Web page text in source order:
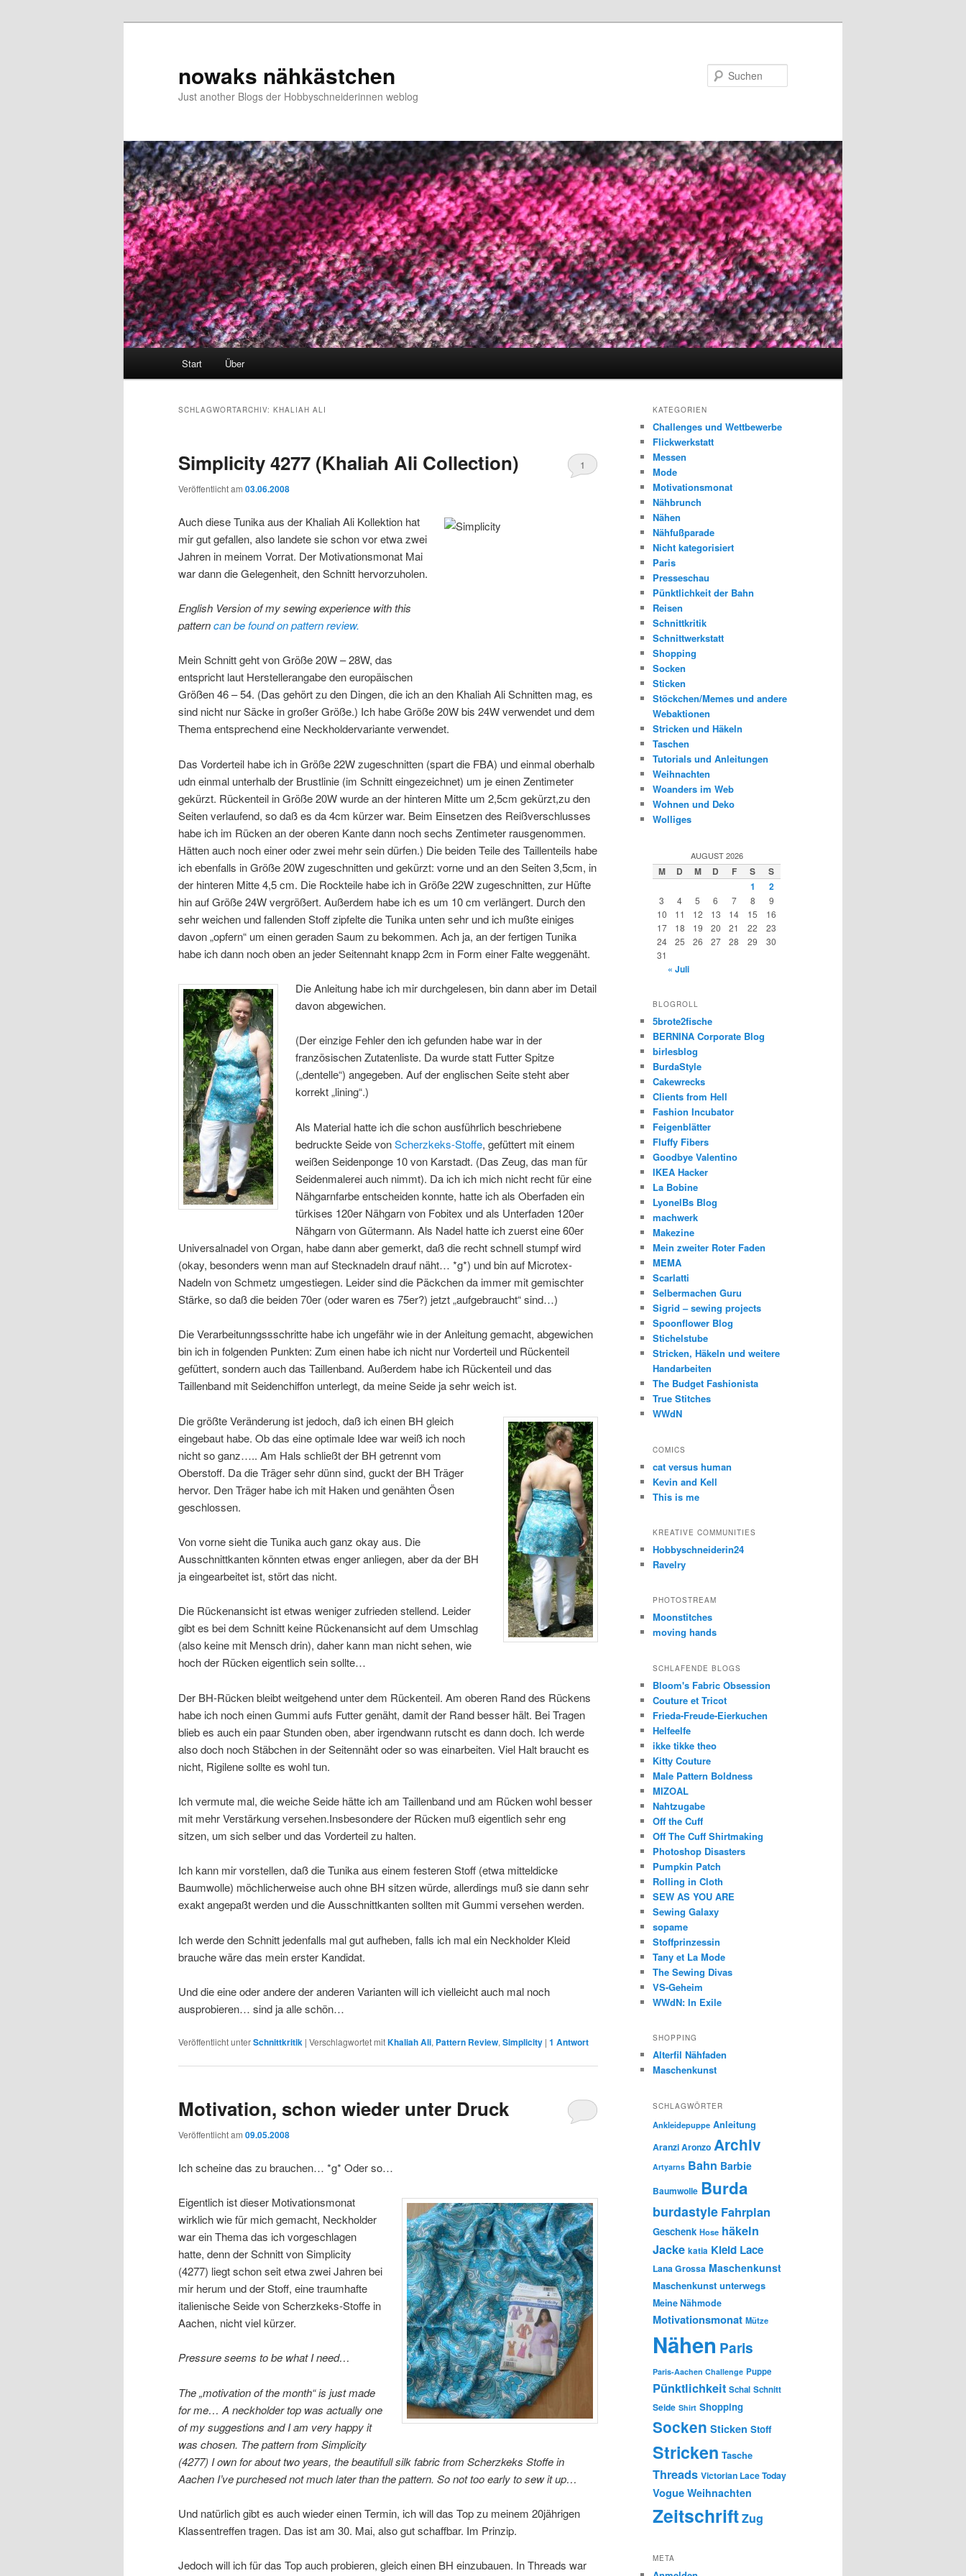
nowaks nähkästchen
Just another Blogs der Hobbyschneiderinnen weblog
Start Über
SCHLAGWORTARCHIV: KHALIAH ALI
Simplicity 4277 (Khaliah Ali Collection)
Veröffentlicht am 03.06.2008
1
Auch diese Tunika aus der Khaliah Ali Kollektion hat
mir gut gefallen, also landete sie schon vor etwa zwei
Jahren in meinem Vorrat. Der Motivationsmonat Mai
war dann die Gelegenheit, den Schnitt hervorzuholen.
English Version of my sewing experience with this
patterncan be found on pattern review.
Mein Schnitt geht von Größe 20W – 28W, das
entspricht laut Herstellerangabe den europäischen
Größen 46 – 54. (Das gehört zu den Dingen, die ich an den Khaliah Ali Schnitten mag, es
sind nicht nur Säcke in großer Größe.) Ich habe Größe 20W bis 24W verwendet und dem
Thema entsprechend eine Neckholdervariante verwendet.
Das Vorderteil habe ich in Größe 22W zugeschnitten (spart die FBA) und einmal oberhalb
udn einmal unterhalb der Brustlinie (im Schnitt eingezeichnet) um je einen Zentimeter
gekürzt. Rückenteil in Größe 20W wurde an der hinteren Mitte um 2,5cm gekürzt,zu den
Seiten verlaufend, so daß es da 4cm kürzer war. Beim Einsetzen des Reißverschlusses
habe ich im Rücken an der oberen Kante dann noch sechs Zentimeter rausgenommen.
Hätten auch noch einer oder zwei mehr sein dürfen.) Die beiden Teile des Taillenteils habe
ich ebenfalls in Größe 20W zugeschnitten und gekürzt: vorne und an den Seiten 3,5cm, in
der hinteren Mitte 4,5 cm. Die Rockteile habe ich in Größe 22W zugeschnitten, zur Hüfte
hin auf Größe 24W vergrößert. Außerdem habe ich es um 10 cm verlängert. Durch den
sehr weichen und fallenden Stoff zipfelte die Tunika unten sehr und ich mußte einiges
davon „opfern“ um einen geraden Saum zu bekommen. Ach ja, an der fertigen Tunika
habe ich dann noch oben an jeder Seitennaht knapp 2cm in Form einer Falte weggenäht.
Die Anleitung habe ich mir durchgelesen, bin dann aber im Detail
davon abgewichen.
(Der einzige Fehler den ich gefunden habe war in der
französischen Zutatenliste. Da wurde statt Futter Spitze
(„dentelle“) angegeben. Auf der englischen Seite steht aber
korrekt „lining“.)
Als Material hatte ich die schon ausführlich beschriebene
bedruckte Seide vonScherzkeks-Stoffe, gefüttert mit einem
weißen Seidenponge 10 von Karstadt. (Das Zeug, das man für
Seidenmalerei auch nimmt). Da ich ich mich nicht recht für eine
Nähgarnfarbe entscheiden konnte, hatte ich als Oberfaden ein
türkises 120er Nähgarn von Fobitex und als Unterfaden 120er
Nähgarn von Gütermann. Als Nadel hatte ich zuerst eine 60er
Universalnadel von Organ, habe dann aber gemerkt, daß die recht schnell stumpf wird
(okay, besonders wenn man auf Stecknadeln drauf näht… *g*) und bin auf Microtex-
Nadeln von Schmetz umgestiegen. Leider sind die Päckchen da immer mit gemischter
Stärke, so daß die beiden 70er (oder waren es 75er?) jetzt „aufgebraucht“ sind…)
Die Verarbeitunngssschritte habe ich ungefähr wie in der Anleitung gemacht, abgewichen
bin ich in folgenden Punkten: Zum einen habe ich nicht nur Vorderteil und Rückenteil
gefüttert, sondern auch das Taillenband. Außerdem habe ich Rückenteil und das
Taillenband mit Seidenchiffon unterlegt, da meine Seide ja sehr weich ist.
Die größte Veränderung ist jedoch, daß ich einen BH gleich
eingebaut habe. Ob das eine optimale Idee war weiß ich noch
nicht so ganz….. Am Hals schließt der BH getrennt vom
Oberstoff. Da die Träger sehr dünn sind, guckt der BH Träger
hervor. Den Träger habe ich mit Haken und genähten Ösen
geschlossen.
Von vorne sieht die Tunika auch ganz okay aus. Die
Ausschnittkanten könnten etwas enger anliegen, aber da der BH
ja eingearbeitet ist, stört das nicht.
Die Rückenansicht ist etwas weniger zufrieden stellend. Leider
gibt es bei dem Schnitt keine Rückenansicht auf dem Umschlag
(also keine mit Mensch drin), daher kann man nicht sehen, wie
hoch der Rücken eigentlich sein sollte…
Der BH-Rücken bleibt weitgehend unter dem Rückenteil. Am oberen Rand des Rückens
habe ich noch einen Gummi aufs Futter genäht, damit der Rand besser hält. Bei Tragen
blieb es auch ein paar Stunden oben, aber irgendwann rutscht es dann doch. Ich werde
also doch noch Stäbchen in der Seitennäht oder so was einarbeiten. Viel Halt braucht es
nicht, Rigilene sollte es wohl tun.
Ich vermute mal, die weiche Seide hätte ich am Taillenband und am Rücken wohl besser
mit mehr Verstärkung versehen.Insbesondere der Rücken muß eigentlich sehr eng
sitzen, um sich selber und das Vorderteil zu halten.
Ich kann mir vorstellen, daß die Tunika aus einem festeren Stoff (etwa mitteldicke
Baumwolle) möchlicherweise auch ohne BH sitzen würde, allerdings muß sie dann sehr
exakt angepaßt werden und die Ausschnittkanten sollten mit Gummi versehen werden.
Ich werde den Schnitt jedenfalls mal gut aufheben, falls ich mal ein Neckholder Kleid
brauche wäre das mein erster Kandidat.
Und die eine oder andere der anderen Varianten will ich vielleicht auch mal noch
ausprobieren… sind ja alle schön…
Veröffentlicht unterSchnittkritik | Verschlagwortet mitKhaliah Ali, Pattern Review, Simplicity | 1 Antwort
Motivation, schon wieder unter Druck
Veröffentlicht am 09.05.2008
Ich scheine das zu brauchen… *g* Oder so…
Eigentlich ist dieser Motivationsmonat
wirklich wie für mich gemacht, Neckholder
war ein Thema das ich vorgeschlagen
hatte, denn der Schnitt von Simplicity
(4277) liegt schon seit etwa zwei Jahren bei
mir herum und der Stoff, eine traumhafte
italienische Seide von Scherzkeks-Stoffe in
Aachen, nicht viel kürzer.
Pressure seems to be what I need…
The „motivation of the month“ is just made
for me… A neckholder top was actually one
of my suggestions and I am very happy it
was chosen. The pattern from Simplicity
(4277) I own for about two years, the beautifull silk fabric from Scherzkeks Stoffe in
Aachen I’ve purchesed not much later than the pattern. So not too early to sew it up…
Und natürlich gibt es auch wieder einen Termin, ich will das Top zu meinem 20jährigen
Klassentreffen tragen. Das ist am 30. Mai, also gut schaffbar. Im Prinzip.
Jedoch will ich für das Top auch probieren, gleich einen BH einzubauen. In Threads war
KATEGORIEN
Challenges und Wettbewerbe
Flickwerkstatt
Messen
Mode
Motivationsmonat
Nähbrunch
Nähen
Nähfußparade
Nicht kategorisiert
Paris
Presseschau
Pünktlichkeit der Bahn
Reisen
Schnittkritik
Schnittwerkstatt
Shopping
Socken
Sticken
Stöckchen/Memes und andere
Webaktionen
Stricken und Häkeln
Taschen
Tutorials und Anleitungen
Weihnachten
Woanders im Web
Wohnen und Deko
Wolliges
AUGUST 2026
M D M D F S
S
1
2
3 4 5 6 7 8
9
10
11 12 13 14 15
16
17
18 19 20 21 22
23
24
25 26 27 28 29
30
31
« Juli
BLOGROLL
5brote2fische
BERNINA Corporate Blog
birlesblog
BurdaStyle
Cakewrecks
Clients from Hell
Fashion Incubator
Feigenblätter
Fluffy Fibers
Goodbye Valentino
IKEA Hacker
La Bobine
LyonelBs Blog
machwerk
Makezine
Mein zweiter Roter Faden
MEMA
Scarlatti
Selbermachen Guru
Sigrid – sewing projects
Spoonflower Blog
Stichelstube
Stricken, Häkeln und weitere
Handarbeiten
The Budget Fashionista
True Stitches
WWdN
COMICS
cat versus human
Kevin and Kell
This is me
KREATIVE COMMUNITIES
Hobbyschneiderin24
Ravelry
PHOTOSTREAM
Moonstitches
moving hands
SCHLAFENDE BLOGS
Bloom's Fabric Obsession
Couture et Tricot
Frieda-Freude-Eierkuchen
Helfeelfe
ikke tikke theo
Kitty Couture
Male Pattern Boldness
MIZOAL
Nahtzugabe
Off the Cuff
Off The Cuff Shirtmaking
Photoshop Disasters
Pumpkin Patch
Rolling in Cloth
SEW AS YOU ARE
Sewing Galaxy
sopame
Stoffprinzessin
Tany et La Mode
The Sewing Divas
VS-Geheim
WWdN: In Exile
SHOPPING
Alterfil Nähfaden
Maschenkunst
SCHLAGWÖRTER
Ankleidepuppe Anleitung
Aranzi Aronzo Archiv
Artyarns Bahn Barbie
Baumwolle Burda
burdastyle Fahrplan
Geschenk Hose häkeln
Jacke katia Kleid Lace
Lana Grossa Maschenkunst
Maschenkunst unterwegs
Meine Nähmode
Motivationsmonat Mütze
Nähen Paris
Paris-Aachen Challenge Puppe
Pünktlichkeit Schal Schnitt
Seide Shirt Shopping
Socken Sticken Stoff
Stricken Tasche
Threads Victorian Lace Today
Vogue Weihnachten
ZeitschriftZug
META